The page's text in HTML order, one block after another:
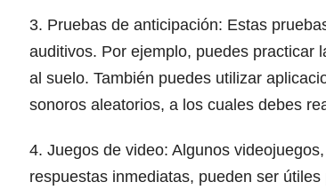
3. Pruebas de anticipación: Estas
auditivos. Por ejemplo, puedes practicar
al suelo. También puedes utilizar
sonoros aleatorios, a los cuales debes
4. Juegos de video: Algunos
respuestas inmediatas, pueden ser